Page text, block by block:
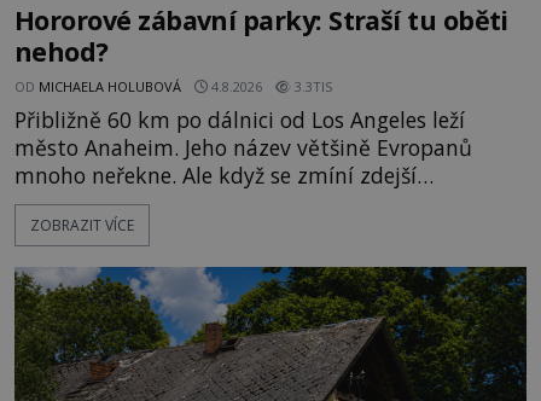
Hororové zábavní parky: Straší tu oběti
nehod?
OD MICHAELA HOLUBOVÁ 4.8.2026 3.3TIS
Přibližně 60 km po dálnici od Los Angeles leží
město Anaheim. Jeho název většině Evropanů
mnoho neřekne. Ale když se zmíní zdejší
Disneyland, je hned jasno. Zábavní park vyroste na
poklidném místě bývalého sadu pomerančovníků.
kolem 17 000 000 zábavychtivých lidí ročně. A ač je
velká snaha to utajit, někteří z
ZOBRAZIT VÍCE